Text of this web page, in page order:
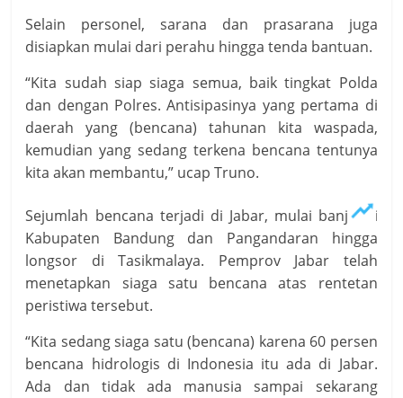
Selain personel, sarana dan prasarana juga
disiapkan mulai dari perahu hingga tenda bantuan.
“Kita sudah siap siaga semua, baik tingkat Polda
dan dengan Polres. Antisipasinya yang pertama di
daerah yang (bencana) tahunan kita waspada,
kemudian yang sedang terkena bencana tentunya
kita akan membantu,” ucap Truno.
Sejumlah bencana terjadi di Jabar, mulai banjir di
Kabupaten Bandung dan Pangandaran hingga
longsor di Tasikmalaya. Pemprov Jabar telah
menetapkan siaga satu bencana atas rentetan
peristiwa tersebut.
“Kita sedang siaga satu (bencana) karena 60 persen
bencana hidrologis di Indonesia itu ada di Jabar.
Ada dan tidak ada manusia sampai sekarang